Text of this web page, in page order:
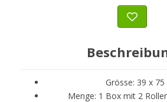
Grösse: 39 x
Menge: 1 Box mit 2